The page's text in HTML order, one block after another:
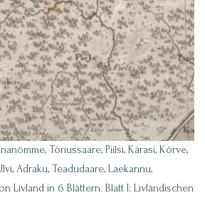
Tõnussaare, Piilsi, Kärasi, Kõrve,
Adraku, Teadudaare, Laekannu,
Livland in 6 Blättern. Blatt I; Livländischen